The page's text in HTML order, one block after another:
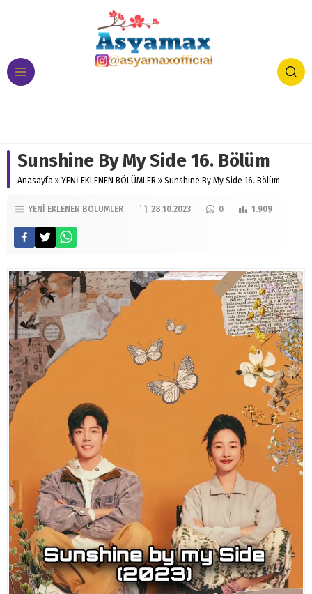
Sunshine By My Side 16. Bölüm
Anasayfa » YENİ EKLENEN BÖLÜMLER » Sunshine By My Side 16. Bölüm
YENİ EKLENEN BÖLÜMLER 28.10.2023 0 1.909